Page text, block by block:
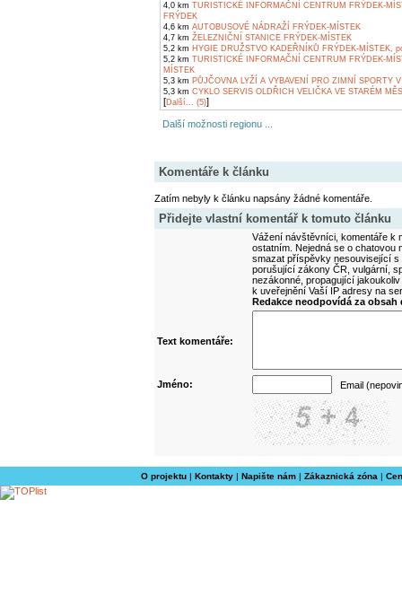
4,0 km TURISTICKÉ INFORMAČNÍ CENTRUM FRÝDEK-
FRÝDEK
4,6 km AUTOBUSOVÉ NÁDRAŽÍ FRÝDEK-MÍSTEK
4,7 km ŽELEZNIČNÍ STANICE FRÝDEK-MÍSTEK
5,2 km HYGIE DRUŽSTVO KADEŘNÍKŮ FRÝDEK-MÍSTEK,
5,2 km TURISTICKÉ INFORMAČNÍ CENTRUM FRÝDEK-
MÍSTEK
5,3 km PŮJČOVNA LYŽÍ A VYBAVENÍ PRO ZIMNÍ SPORTY
5,3 km CYKLO SERVIS OLDŘICH VELIČKA VE STARÉM
[Další... (5)]
Další možnosti regionu ...
Komentáře k článku
Zatím nebyly k článku napsány žádné komentáře.
Přidejte vlastní komentář k tomuto článku
Vážení návštěvníci, komentáře k
ostatním. Nejedná se o
smazat příspěvky nesouvisející
porušující zákony ČR, vulgární,
nezákonné, propagující
k uveřejnění Vaší IP adresy na
Redakce neodpovídá za
Text komentáře:
Jméno: Email
O projektu| Kontakty| Napište nám| Zákaznická zóna |